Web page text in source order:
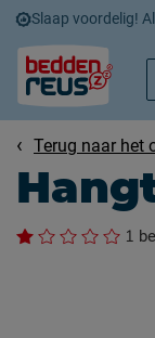
Slaap voordelig!
Terug naar het
1